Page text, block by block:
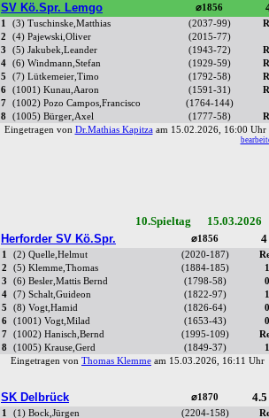
SV Kö.Spr. Lemgo ⌀1856
1 (3) Tuschinske,Matthias (2037-99)
2
(4) Pajewski,Oliver (2015-77)
3
(5) Jakubek,Leander (1943-72)
4
(6) Windmann,Stefan (1929-59)
5
(7) Lütkemeier,Timo (1792-58)
6
(1001) Kunau,Aaron (1591-31)
7
(1002) Pozo Campos,Francisco (1764-144)
8
(1005) Bürger,Axel (1777-58)
Eingetragen von Dr.Mathias Kapitzaam 15.02.2026, 16:00
10.Spieltag
Herforder SV Kö.Spr.
⌀1856
1 (2) Quelle,Helmut (2020-187)
2
(5) Klemme,Thomas (1884-185)
3
(6) Besler,Mattis Bernd (1798-58)
4
(7) Schalt,Guideon (1822-97)
5
(8) Vogt,Hamid (1826-64)
6
(1001) Vogt,Milad (1653-43)
7
(1002) Hanisch,Bernd (1995-109)
8
(1005) Krause,Gerd (1849-37)
Eingetragen von Thomas Klemme am 15.03.2026, 16:11
SK Delbrück ⌀1870
1 (1) Bock,Jürgen (2204-158)